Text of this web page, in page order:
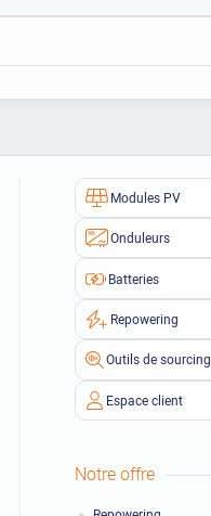
Modules PV
Onduleurs
Batteries
Repowering
Outils de sourcing
Espace client
Notre offre